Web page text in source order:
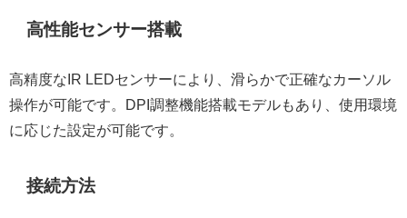
高性能センサー搭載
高精度なIR LEDセンサーにより、滑らかで正確なカーソル
操作が可能です。DPI調整機能搭載モデルもあり、使用環境
に応じた設定が可能です。
接続方法